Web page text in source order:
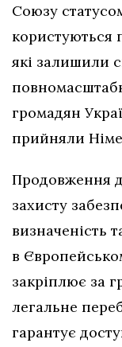
Союзу
користуються
які залишили
громадян
прийняли
Продовження
захисту
визначеність
в
закріплює за
легальне
гарантує